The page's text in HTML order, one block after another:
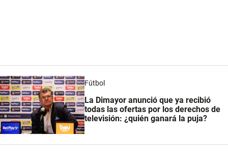
Fútbol
La Dimayor anunció que ya recibió
todas las ofertas por los derechos de
televisión: ¿quién ganará la puja?